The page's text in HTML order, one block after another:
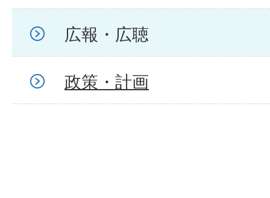
広報・広聴
政策・計画